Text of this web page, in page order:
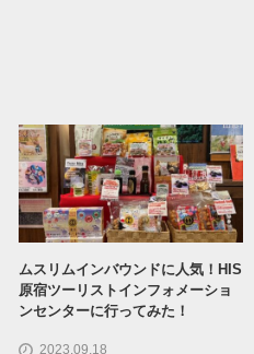
ムスリムインバウンドに人気！HIS
原宿ツーリストインフォメーショ
ンセンターに行ってみた！
2023.09.18